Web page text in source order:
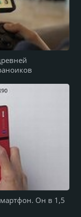
Он в 1,5